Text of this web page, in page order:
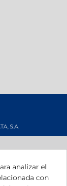
S.A.
de Navarra al
analizar el
con